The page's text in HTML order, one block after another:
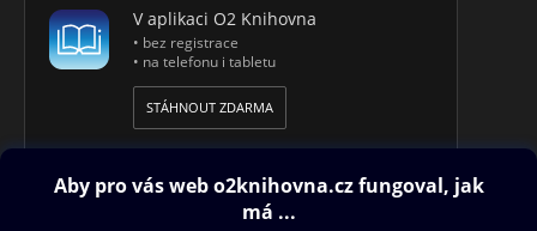
V aplikaci O2 Knihovna
• bez registrace
• na telefonu i tabletu
STÁHNOUT ZDARMA